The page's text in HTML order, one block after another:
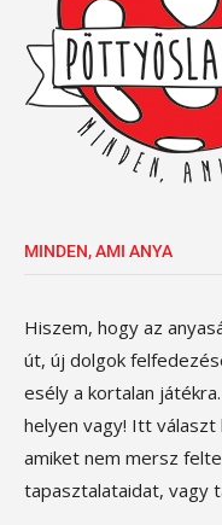
MINDEN, AMI ANYA
Hiszem, hogy az
út, új dolgok
esély a kortalan
helyen vagy! Itt választ
amiket nem mersz
tapasztalataidat, vagy